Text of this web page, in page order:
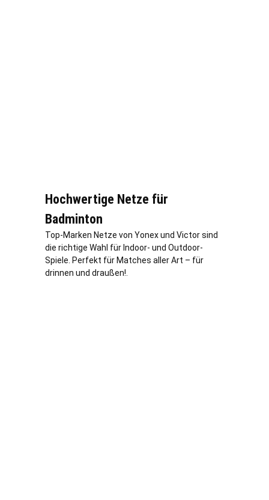
Hochwertige Netze für
Badminton
Top-Marken Netze von Yonex und Victor sind
die richtige Wahl für Indoor- und Outdoor-
Spiele. Perfekt für Matches aller Art – für
drinnen und draußen!.